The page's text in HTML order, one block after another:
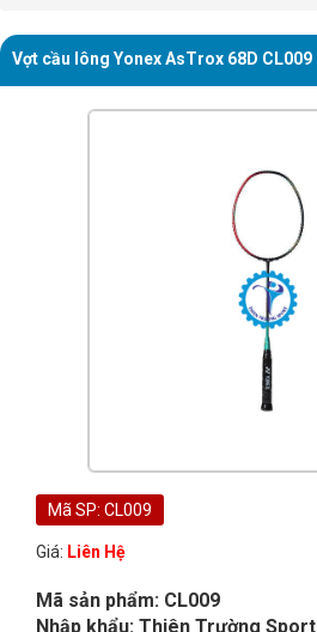
Vợt cầu lông Yonex AsTrox 68D CL009
Mã SP: CL009
Giá: Liên Hệ
Mã sản phẩm: CL009
Nhập khẩu: Thiên Trường Sport